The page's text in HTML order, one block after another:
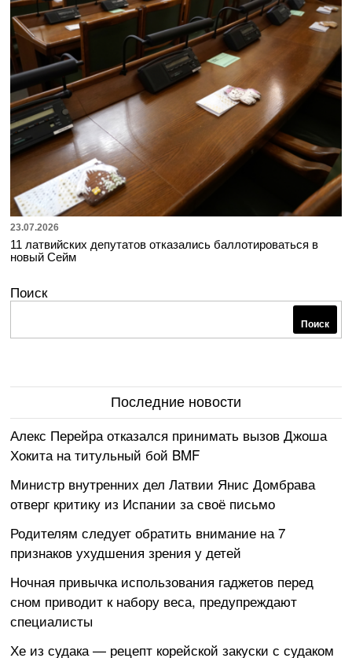
23.07.2026
11 латвийских депутатов отказались баллотироваться в
новый Сейм
Поиск
Поиск
Последние новости
Алекс Перейра отказался принимать вызов Джоша
Хокита на титульный бой BMF
Министр внутренних дел Латвии Янис Домбрава
отверг критику из Испании за своё письмо
Родителям следует обратить внимание на 7
признаков ухудшения зрения у детей
Ночная привычка использования гаджетов перед
сном приводит к набору веса, предупреждают
специалисты
Хе из судака — рецепт корейской закуски с судаком